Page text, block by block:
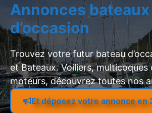
Annonces bateaux
d’occasion
Trouvez votre futur bateau
et Bateaux. Voiliers, multicoques
moteurs, découvrez toutes nos
Et déposez votre annonce en